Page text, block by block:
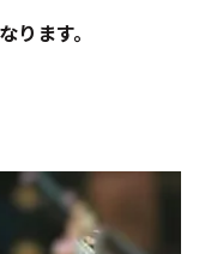
ります。